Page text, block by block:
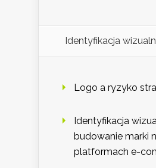
Identyfikacja
Logo a ryzyko
Identyfikacja
budowanie marki
platformach e-